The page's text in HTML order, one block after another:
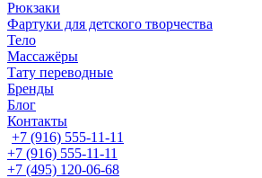
Рюкзаки
Фартуки для детского творчества
Тело
Массажёры
Тату переводные
Бренды
Блог
Контакты
+7 (916) 555-11-11
+7 (916) 555-11-11
+7 (495) 120-06-68